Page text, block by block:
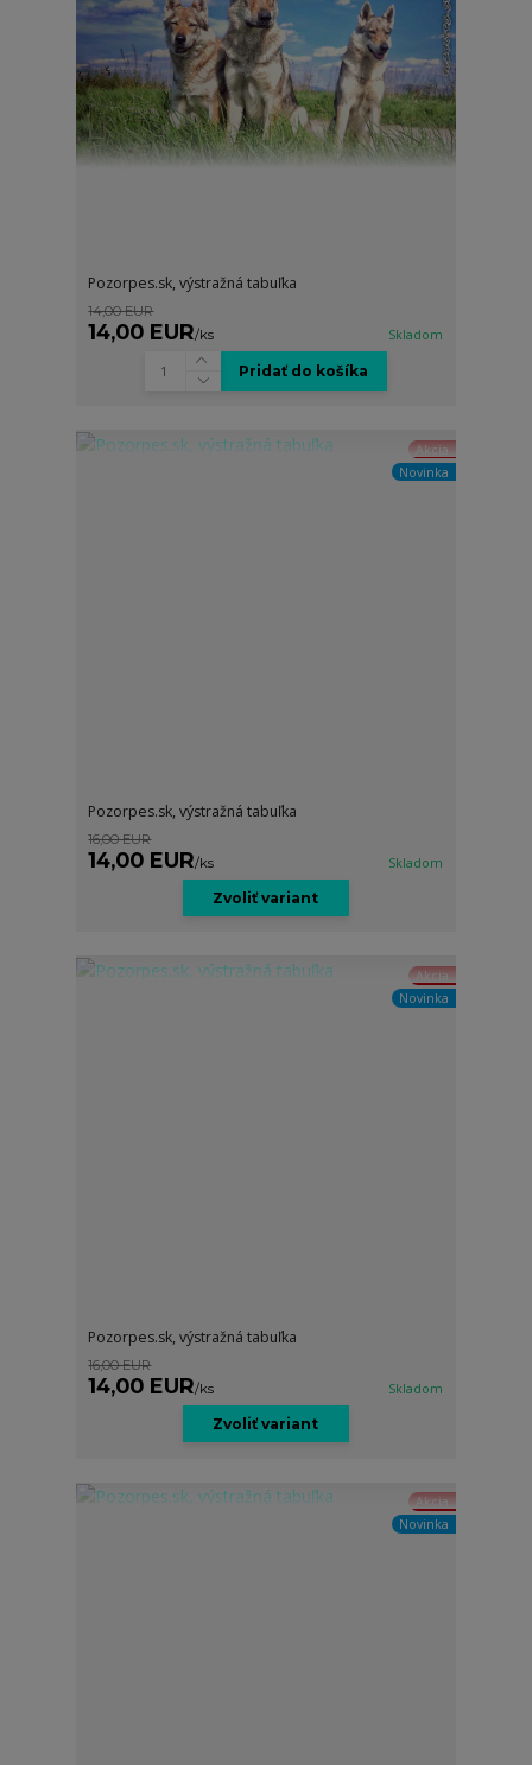
Pozorpes.sk, výstražná tabuľka
14,00 EUR
14,00 EUR/ks Skladom
Pridať do košíka
Akcia
Novinka
Pozorpes.sk, výstražná tabuľka
16,00 EUR
14,00 EUR/ks Skladom
Zvoliť variant
Akcia
Novinka
Pozorpes.sk, výstražná tabuľka
16,00 EUR
14,00 EUR/ks Skladom
Zvoliť variant
Akcia
Novinka